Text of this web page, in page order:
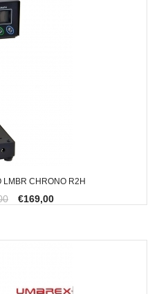
LMBR CHRONO R2H
€169,00